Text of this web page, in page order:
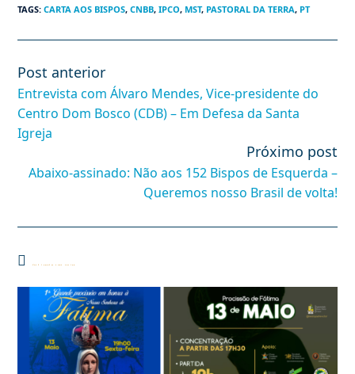
TAGS:CARTA AOS BISPOS, CNBB, IPCO, MST, PASTORAL DA TERRA, PT
Leia
mais
artigos
Post anterior
Entrevista com Álvaro Mendes, Vice-presidente do
Centro Dom Bosco (CDB) – Em Defesa da Santa
Igreja
Próximo post
Abaixo-assinado: Não aos 152 Bispos de Esquerda –
Queremos nosso Brasil de volta!
Você também pode gostar